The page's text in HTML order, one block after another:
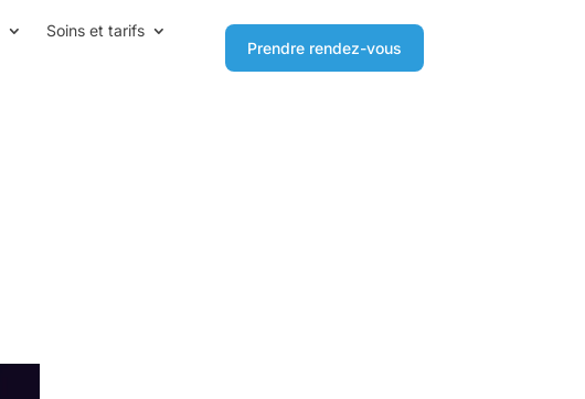
Soins et tarifs
Prendre rendez-vous